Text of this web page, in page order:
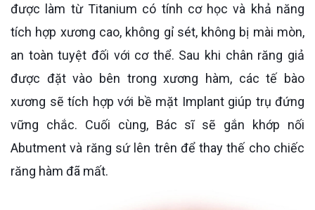
được làm từ Titanium có tính cơ học và khả năng
tích hợp xương cao, không gỉ sét, không bị mài mòn,
an toàn tuyệt đối với cơ thể. Sau khi chân răng giả
được đặt vào bên trong xương hàm, các tế bào
xương sẽ tích hợp với bề mặt Implant giúp trụ đứng
vững chắc. Cuối cùng, Bác sĩ sẽ gắn khớp nối
Abutment và răng sứ lên trên để thay thế cho chiếc
răng hàm đã mất.